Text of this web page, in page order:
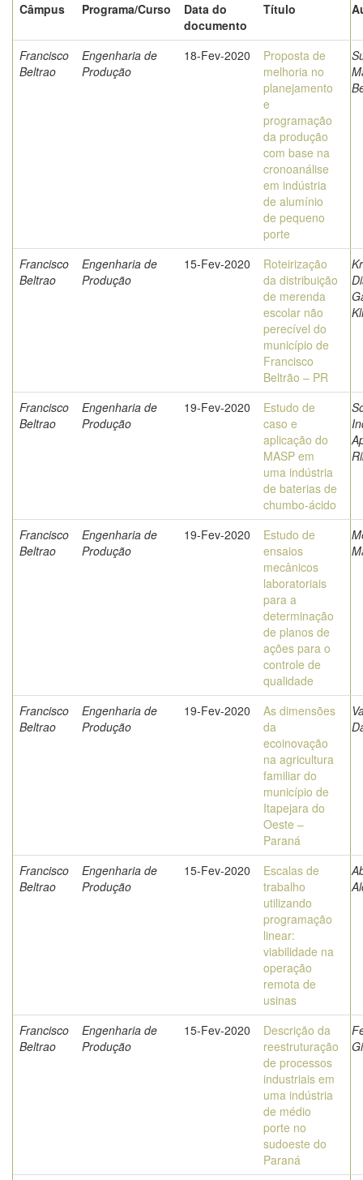
Câmpus
Programa/Curso
Data do
documento
Título
Francisco
Beltrao
Engenharia de
Produção
18-Fev-2020
Proposta de
melhoria no
planejamento
e
programação
da produção
com base na
cronoanálise
em indústria
de alumínio
de pequeno
porte
Francisco
Beltrao
Engenharia de
Produção
15-Fev-2020
Roteirização
da distribuição
de merenda
escolar não
perecível do
município de
Francisco
Beltrão – PR
Francisco
Beltrao
Engenharia de
Produção
19-Fev-2020
Estudo de
caso e
aplicação do
MASP em
uma indústria
de baterias de
chumbo-ácido
Francisco
Beltrao
Engenharia de
Produção
19-Fev-2020
Estudo de
ensaios
mecânicos
laboratoriais
para a
determinação
de planos de
ações para o
controle de
qualidade
Francisco
Beltrao
Engenharia de
Produção
19-Fev-2020
As dimensões
da
ecoinovação
na agricultura
familiar do
município de
Itapejara do
Oeste –
Paraná
Francisco
Beltrao
Engenharia de
Produção
15-Fev-2020
Escalas de
trabalho
utilizando
programação
linear:
viabilidade na
operação
remota de
usinas
Francisco
Beltrao
Engenharia de
Produção
15-Fev-2020
Descrição da
reestruturação
de processos
industriais em
uma indústria
de médio
porte no
sudoeste do
Paraná